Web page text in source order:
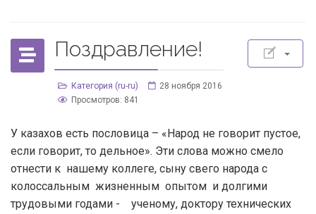
Поздравление!
Категория (ru-ru)
28 ноября 2016
Просмотров: 841
У казахов есть пословица – «Народ не говорит пустое,
если говорит, то дельное». Эти слова можно смело
отнести к нашему коллеге, сыну свего народа с
колоссальным жизненным опытом и долгими
трудовыми годами - ученому, доктору технических